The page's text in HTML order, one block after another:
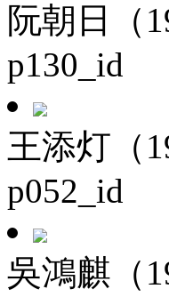
阮朝日（
p130_id
王添灯（
p052_id
吳鴻麒（